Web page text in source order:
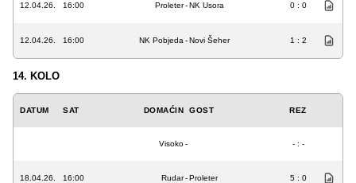
12.04.26. 16:00 Proleter-NK Usora 0 : 0
12.04.26. 16:00 NK Pobjeda -Novi Šeher 1 : 2
14. KOLO
DATUM SAT DOMAĆIN GOST REZ
Visoko- - : -
18.04.26. 16:00 Rudar-Proleter 5 : 0